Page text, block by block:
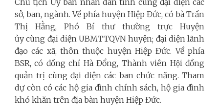
sở, ban, ngành. Về phía huyện Hiệp Đức, có bà Trần
Thị Hằng, Phó Bí thư thường trực Huyện
ủy cùng đại diện UBMTTQVN huyện; đại diện lãnh
đạo các xã, thôn thuộc huyện Hiệp Đức. Về phía
BSR, có đồng chí Hà Đổng, Thành viên Hội đồng
quản trị cùng đại diện các ban chức năng. Tham
dự còn có các hộ gia đình chính sách, hộ gia đình
khó khăn trên địa bàn huyện Hiệp Đức.